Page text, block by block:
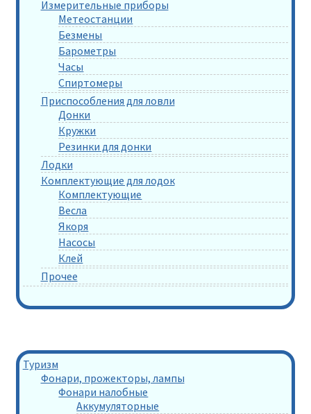
Измерительные приборы
Метеостанции
Безмены
Барометры
Часы
Спиртомеры
Приспособления для ловли
Донки
Кружки
Резинки для донки
Лодки
Комплектующие для лодок
Комплектующие
Весла
Якоря
Насосы
Клей
Прочее
Туризм
Фонари, прожекторы, лампы
Фонари налобные
Аккумуляторные